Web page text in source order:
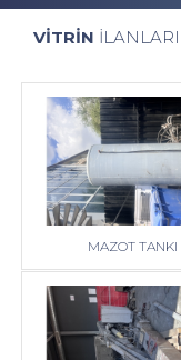
VİTRİN İLANLARI
MAZOT TANKI